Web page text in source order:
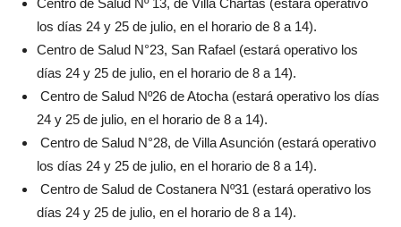
Centro de Salud Nº 13, de Villa Chartas (estará operativo
los días 24 y 25 de julio, en el horario de 8 a 14).
Centro de Salud N°23, San Rafael (estará operativo los
días 24 y 25 de julio, en el horario de 8 a 14).
Centro de Salud Nº26 de Atocha (estará operativo los días
24 y 25 de julio, en el horario de 8 a 14).
Centro de Salud N°28, de Villa Asunción (estará operativo
los días 24 y 25 de julio, en el horario de 8 a 14).
Centro de Salud de Costanera Nº31 (estará operativo los
días 24 y 25 de julio, en el horario de 8 a 14).